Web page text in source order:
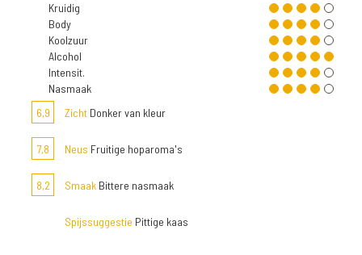
Kruidig
Body
Koolzuur
Alcohol
Intensit.
Nasmaak
6,9
Zicht Donker van kleur
7,8 Neus Fruitige hoparoma's
8,2 Smaak Bittere nasmaak
Spijssuggestie Pittige kaas